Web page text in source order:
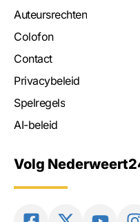
Auteursrechten
Colofon
Contact
Privacybeleid
Spelregels
AI-beleid
Volg